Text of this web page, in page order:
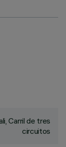
Carril de tres
circuitos